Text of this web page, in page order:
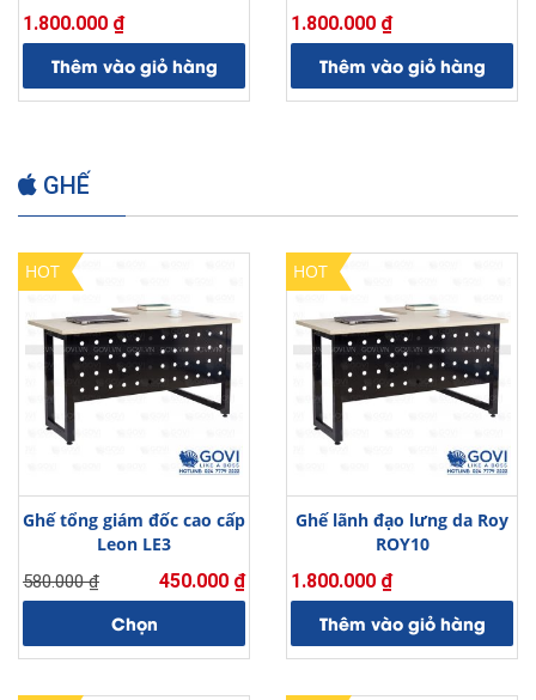
1.800.000 ₫
Thêm vào giỏ hàng
1.800.000 ₫
Thêm vào giỏ hàng
GHẾ
Ghế tổng giám đốc cao cấp
Leon LE3
580.000₫
Giá
là:
580.000 ₫.
450.000 ₫
Giá
tại
là:
Chọn
HOT
Ghế lãnh đạo lưng da Roy
ROY10
1.800.000 ₫
Thêm vào giỏ hàng
HOT